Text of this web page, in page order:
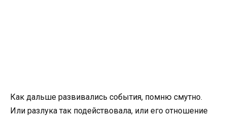
Как дальше развивались события, помню смутно.
Или разлука так подействовала, или его отношение